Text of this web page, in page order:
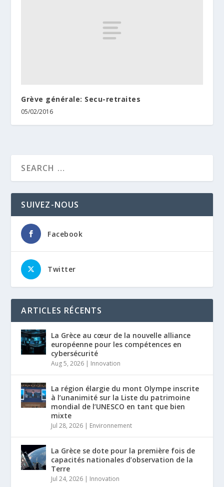
‎Grève générale: Secu-retraites
05/02/2016
SUIVEZ-NOUS
Facebook
Twitter
ARTICLES RÉCENTS
La Grèce au cœur de la nouvelle alliance
européenne pour les compétences en
cybersécurité
Aug 5, 2026 | Innovation
La région élargie du mont Olympe inscrite
à l’unanimité sur la Liste du patrimoine
mondial de l’UNESCO en tant que bien
mixte
Jul 28, 2026 | Environnement
La Grèce se dote pour la première fois de
capacités nationales d’observation de la
Terre
Jul 24, 2026 | Innovation